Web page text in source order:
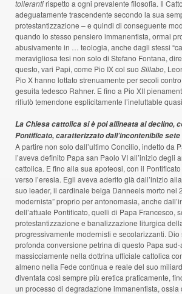
tollerantirispetto a ogni prevalente filosofia. Il
adeguatamente trascendente secondo la sua
protestantizzazione – e quindi di conseguente
quando lo stesso pensiero immanentista, ormai
abusivamente in … teologia, anche dagli stessi
meravigliosa tesi non solo di Stefano Fontana,
questo, vari Papi, come Pio IX col suo Sillabo,
Pio X hanno lottato strenuamente per secoli
gesuita tedesco Rahner. E fino a Pio XII
rifiutò temendone esplicitamente l’ineluttable
La Chiesa cattolica si è poi allineata al declino,
Pontificato, caratterizzato dall’incontenibile
A partire non solo dall’ultimo Concilio, indetto da
l’aveva definito Papa san Paolo VI all’inizio degli
cattolica. E fino alla sua apoteosi, con il
verso l’eresia. Egli aveva aderito già dall’inizio
suo leader, il cardinale belga Danneels morto nel
modernista” proprio per antonomasia, anche
dell’attuale Pontificato, quelli di Papa Francesco,
protestantizzazione e banalizzazione liturgica
progressivamente modernisti e secolarizzanti.
profonda conversione petrina di questo Papa
massicciamente nella dottrina ufficiale cattolica
almeno nella Fede continua e reale del suo
diventata così sempre più eretica praticamente,
un processo di degradazione immanentista,